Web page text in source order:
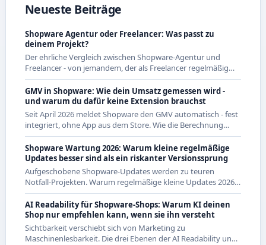
Neueste Beiträge
Shopware Agentur oder Freelancer: Was passt zu
deinem Projekt?
Der ehrliche Vergleich zwischen Shopware-Agentur und
Freelancer - von jemandem, der als Freelancer regelmäßig
mit Agenturen zusammenarbeitet und beide Seiten kennt.
GMV in Shopware: Wie dein Umsatz gemessen wird -
und warum du dafür keine Extension brauchst
Seit April 2026 meldet Shopware den GMV automatisch - fest
integriert, ohne App aus dem Store. Wie die Berechnung
genau funktioniert und was das für CE-Händler bedeutet.
Shopware Wartung 2026: Warum kleine regelmäßige
Updates besser sind als ein riskanter Versionssprung
Aufgeschobene Shopware-Updates werden zu teuren
Notfall-Projekten. Warum regelmäßige kleine Updates 2026
die wirtschaftlichere Strategie sind - mit Beispielen aus den
letzten Releases.
AI Readability für Shopware-Shops: Warum KI deinen
Shop nur empfehlen kann, wenn sie ihn versteht
Sichtbarkeit verschiebt sich von Marketing zu
Maschinenlesbarkeit. Die drei Ebenen der AI Readability und